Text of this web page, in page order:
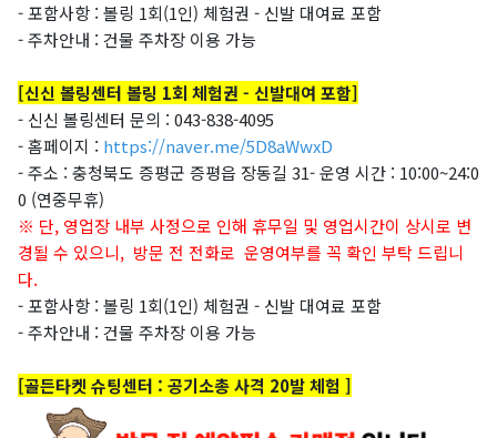
- 포함사항 : 볼링 1회(1인) 체험권 - 신발 대여료 포함
- 주차안내 : 건물 주차장 이용 가능
[신신 볼링센터 볼링 1회 체험권 - 신발대여 포함]
- 신신 볼링센터 문의 : 043-838-4095
- 홈페이지 : https://naver.me/5D8aWwxD
- 주소 : 충청북도 증평군 증평읍 장동길 31- 운영 시간 : 10:00~24:0
0 (연중무휴)
※ 단, 영업장 내부 사정으로 인해 휴무일 및 영업시간이 상시로 변
경될 수 있으니, 방문 전 전화로 운영여부를 꼭 확인 부탁 드립니
다.
- 포함사항 : 볼링 1회(1인) 체험권 - 신발 대여료 포함
- 주차안내 : 건물 주차장 이용 가능
[골든타켓 슈팅센터 : 공기소총 사격 20발 체험 ]